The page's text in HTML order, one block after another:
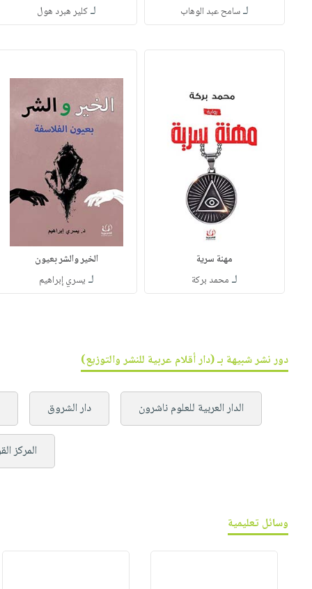
لـسامح عبد الوهاب لـكلير هبرد هول
مهنة سرية
لـ محمد بركة
الخير والشر بعيون
لـ يسري إبراهيم
دور نشر شبيهة بـ (دار أقلام عربية للنشر والتوزيع)
الدار العربية للعلوم ناشرون دار الشروق
المركز
وسائل تعليمية